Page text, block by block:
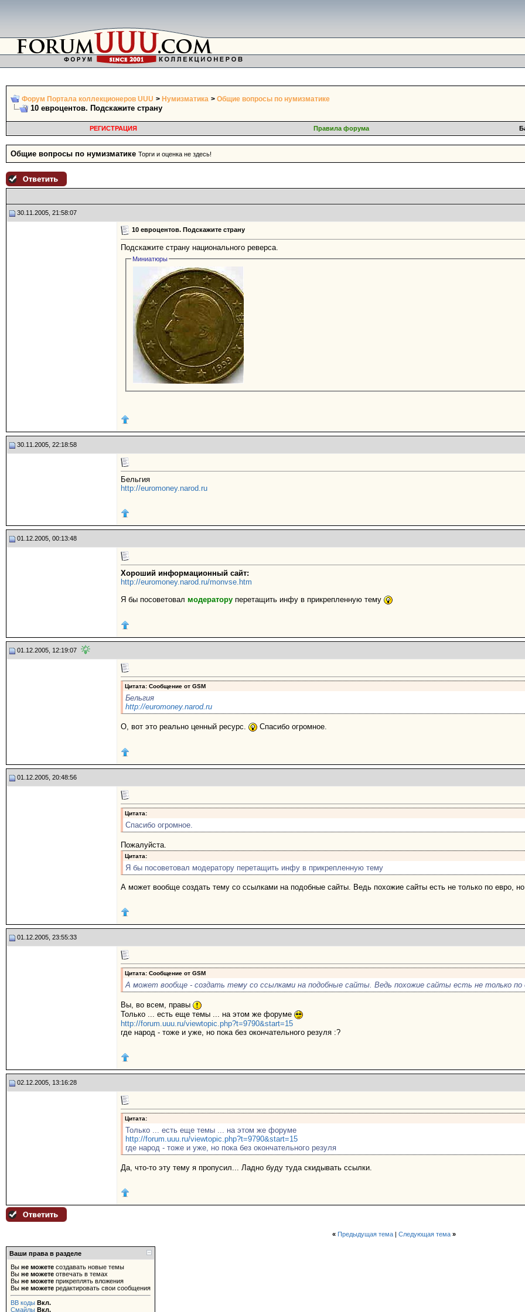
Форум Портала коллекционеров UUU > Нумизматика > Общие вопросы по нумизматике
10 евроцентов. Подскажите страну
РЕГИСТРАЦИЯ Правила форума
Общие вопросы по нумизматике Торги и оценка не здесь!
30.11.2005, 21:58:07
10 евроцентов. Подскажите страну
Подскажите страну национального реверса.
Миниатюры
30.11.2005, 22:18:58
Бельгия
http://euromoney.narod.ru
01.12.2005, 00:13:48
Хороший информационный сайт:
http://euromoney.narod.ru/monvse.htm
Я бы посоветовал модератору перетащить инфу в прикрепленную тему
01.12.2005, 12:19:07
Цитата: Сообщение от GSM
Бельгия
http://euromoney.narod.ru
О, вот это реально ценный ресурс. Спасибо огромное.
01.12.2005, 20:48:56
Цитата:
Спасибо огромное.
Пожалуйста.
Цитата:
Я бы посоветовал модератору перетащить инфу в прикрепленную тему
А может вообще создать тему со ссылками на подобные сайты. Ведь похожие сайты есть не только по евро,
01.12.2005, 23:55:33
Цитата: Сообщение от GSM
А может вообще - создать тему со ссылками на подобные сайты. Ведь похожие сайты есть не только по
Вы, во всем, правы
Только ... есть еще темы ... на этом же форуме
http://forum.uuu.ru/viewtopic.php?t=9790&start=15
где народ - тоже и уже, но пока без окончательного резуля :?
02.12.2005, 13:16:28
Цитата:
Только ... есть еще темы ... на этом же форуме
http://forum.uuu.ru/viewtopic.php?t=9790&start=15
где народ - тоже и уже, но пока без окончательного резуля
Да, что-то эту тему я пропусил... Ладно буду туда скидывать ссылки.
« Предыдущая тема| Следующая тема »
Ваши права в разделе
Вы не можете создавать новые темы
Вы не можете отвечать в темах
Вы не можете прикреплять вложения
Вы не можете редактировать свои сообщения
BB коды Вкл.
Смайлы Вкл.